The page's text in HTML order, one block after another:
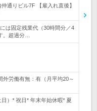
通りビル7F 【雇入れ直後】
は固定残業代（30時間分／4
。超過分…
労働有無：有（月平均20～
）* 祝日* 年末年始休暇* 夏